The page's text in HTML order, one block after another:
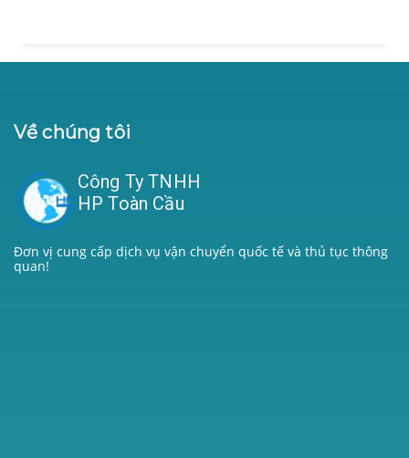
Về chúng tôi
Công Ty TNHH
HP Toàn Cầu
Đơn vị cung cấp dịch vụ vận chuyển quốc tế và thủ tục thông
quan!